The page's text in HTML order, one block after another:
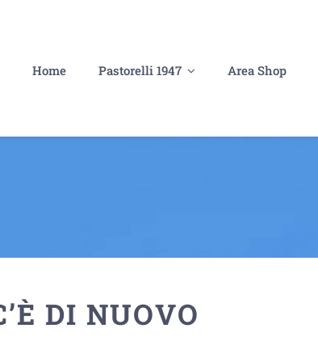
Home Pastorelli 1947 Area Shop
DI NUOVO